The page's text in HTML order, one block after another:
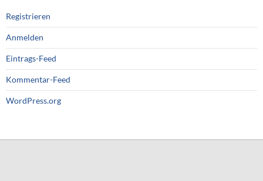
Registrieren
Anmelden
Eintrags-Feed
Kommentar-Feed
WordPress.org